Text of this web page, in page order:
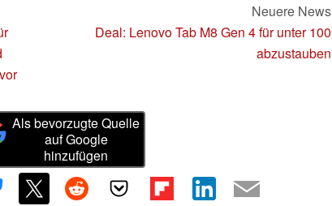
Neuere News
Deal: Lenovo Tab M8 Gen 4 für unter 100
abzustauben
Als bevorzugte Quelle
auf Google
hinzufügen